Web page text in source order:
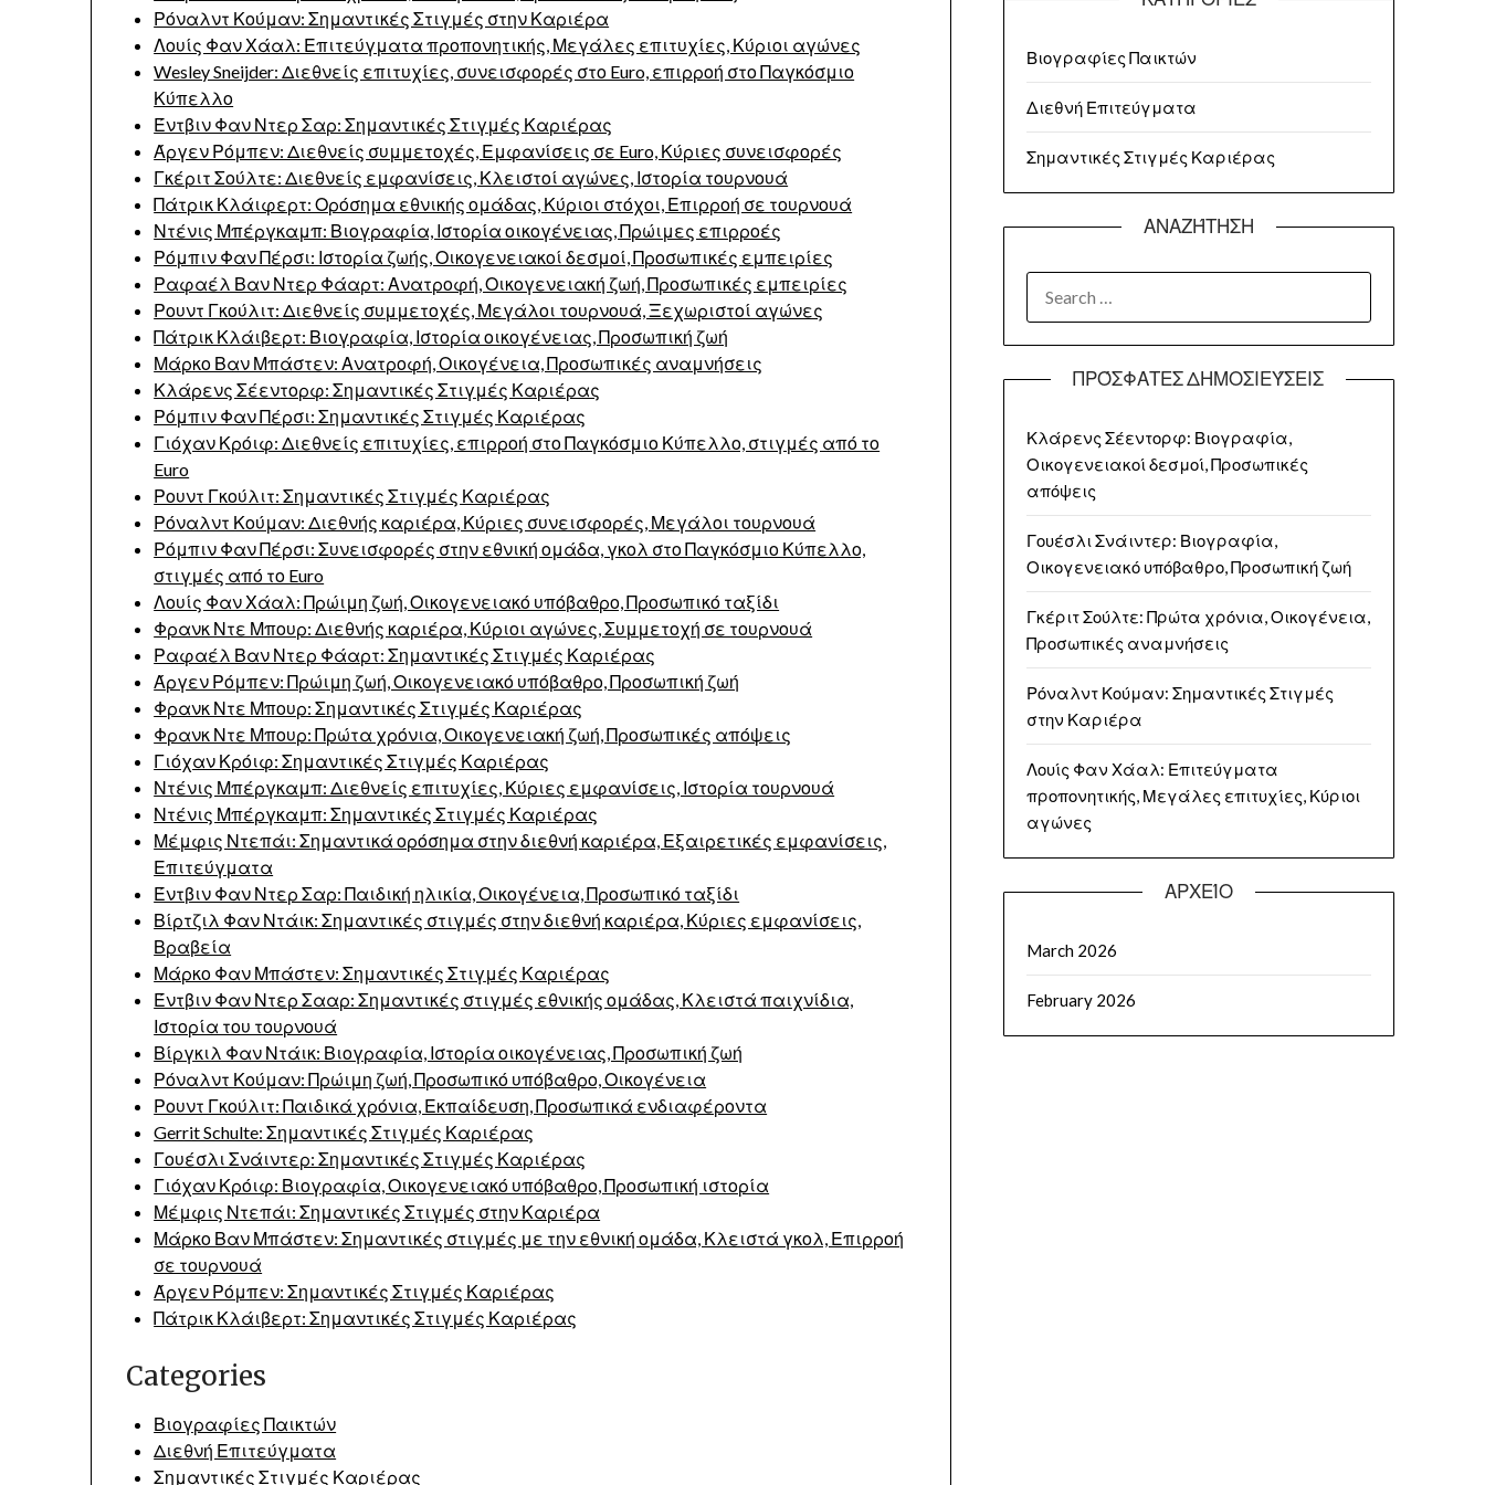
Ρόναλντ Κούμαν: Σημαντικές Στιγμές στην Καριέρα
Λουίς Φαν Χάαλ: Επιτεύγματα προπονητικής, Μεγάλες επιτυχίες, Κύριοι αγώνες
Wesley Sneijder: Διεθνείς επιτυχίες, συνεισφορές στο Euro, επιρροή στο Παγκόσμιο
Κύπελλο
Έντβιν Φαν Ντερ Σαρ: Σημαντικές Στιγμές Καριέρας
Άργεν Ρόμπεν: Διεθνείς συμμετοχές, Εμφανίσεις σε Euro, Κύριες συνεισφορές
Γκέριτ Σούλτε: Διεθνείς εμφανίσεις, Κλειστοί αγώνες, Ιστορία τουρνουά
Πάτρικ Κλάιφερτ: Ορόσημα εθνικής ομάδας, Κύριοι στόχοι, Επιρροή σε τουρνουά
Ντένις Μπέργκαμπ: Βιογραφία, Ιστορία οικογένειας, Πρώιμες επιρροές
Ρόμπιν Φαν Πέρσι: Ιστορία ζωής, Οικογενειακοί δεσμοί, Προσωπικές εμπειρίες
Ραφαέλ Βαν Ντερ Φάαρτ: Ανατροφή, Οικογενειακή ζωή, Προσωπικές εμπειρίες
Ρουντ Γκούλιτ: Διεθνείς συμμετοχές, Μεγάλοι τουρνουά, Ξεχωριστοί αγώνες
Πάτρικ Κλάιβερτ: Βιογραφία, Ιστορία οικογένειας, Προσωπική ζωή
Μάρκο Βαν Μπάστεν: Ανατροφή, Οικογένεια, Προσωπικές αναμνήσεις
Κλάρενς Σέεντορφ: Σημαντικές Στιγμές Καριέρας
Ρόμπιν Φαν Πέρσι: Σημαντικές Στιγμές Καριέρας
Γιόχαν Κρόιφ: Διεθνείς επιτυχίες, επιρροή στο Παγκόσμιο Κύπελλο, στιγμές από το
Euro
Ρουντ Γκούλιτ: Σημαντικές Στιγμές Καριέρας
Ρόναλντ Κούμαν: Διεθνής καριέρα, Κύριες συνεισφορές, Μεγάλοι τουρνουά
Ρόμπιν Φαν Πέρσι: Συνεισφορές στην εθνική ομάδα, γκολ στο Παγκόσμιο Κύπελλο,
στιγμές από το Euro
Λουίς Φαν Χάαλ: Πρώιμη ζωή, Οικογενειακό υπόβαθρο, Προσωπικό ταξίδι
Φρανκ Ντε Μπουρ: Διεθνής καριέρα, Κύριοι αγώνες, Συμμετοχή σε τουρνουά
Ραφαέλ Βαν Ντερ Φάαρτ: Σημαντικές Στιγμές Καριέρας
Άργεν Ρόμπεν: Πρώιμη ζωή, Οικογενειακό υπόβαθρο, Προσωπική ζωή
Φρανκ Ντε Μπουρ: Σημαντικές Στιγμές Καριέρας
Φρανκ Ντε Μπουρ: Πρώτα χρόνια, Οικογενειακή ζωή, Προσωπικές απόψεις
Γιόχαν Κρόιφ: Σημαντικές Στιγμές Καριέρας
Ντένις Μπέργκαμπ: Διεθνείς επιτυχίες, Κύριες εμφανίσεις, Ιστορία τουρνουά
Ντένις Μπέργκαμπ: Σημαντικές Στιγμές Καριέρας
Μέμφις Ντεπάι: Σημαντικά ορόσημα στην διεθνή καριέρα, Εξαιρετικές εμφανίσεις,
Επιτεύγματα
Έντβιν Φαν Ντερ Σαρ: Παιδική ηλικία, Οικογένεια, Προσωπικό ταξίδι
Βίρτζιλ Φαν Ντάικ: Σημαντικές στιγμές στην διεθνή καριέρα, Κύριες εμφανίσεις,
Βραβεία
Μάρκο Φαν Μπάστεν: Σημαντικές Στιγμές Καριέρας
Έντβιν Φαν Ντερ Σααρ: Σημαντικές στιγμές εθνικής ομάδας, Κλειστά παιχνίδια,
Ιστορία του τουρνουά
Βίργκιλ Φαν Ντάικ: Βιογραφία, Ιστορία οικογένειας, Προσωπική ζωή
Ρόναλντ Κούμαν: Πρώιμη ζωή, Προσωπικό υπόβαθρο, Οικογένεια
Ρουντ Γκούλιτ: Παιδικά χρόνια, Εκπαίδευση, Προσωπικά ενδιαφέροντα
Gerrit Schulte: Σημαντικές Στιγμές Καριέρας
Γουέσλι Σνάιντερ: Σημαντικές Στιγμές Καριέρας
Γιόχαν Κρόιφ: Βιογραφία, Οικογενειακό υπόβαθρο, Προσωπική ιστορία
Μέμφις Ντεπάι: Σημαντικές Στιγμές στην Καριέρα
Μάρκο Βαν Μπάστεν: Σημαντικές στιγμές με την εθνική ομάδα, Κλειστά γκολ, Επιρροή
σε τουρνουά
Άργεν Ρόμπεν: Σημαντικές Στιγμές Καριέρας
Πάτρικ Κλάιβερτ: Σημαντικές Στιγμές Καριέρας
Categories
Βιογραφίες Παικτών
Διεθνή Επιτεύγματα
Σημαντικές Στιγμές Καριέρας
Βιογραφίες Παικτών
Διεθνή Επιτεύγματα
Σημαντικές Στιγμές Καριέρας
ΑΝΑΖΉΤΗΣΗ
FOR:
ΠΡΌΣΦΑΤΕΣ ΔΗΜΟΣΙΕΎΣΕΙΣ
Κλάρενς Σέεντορφ: Βιογραφία,
Οικογενειακοί δεσμοί, Προσωπικές
απόψεις
Γουέσλι Σνάιντερ: Βιογραφία,
Οικογενειακό υπόβαθρο, Προσωπική ζωή
Γκέριτ Σούλτε: Πρώτα χρόνια, Οικογένεια,
Προσωπικές αναμνήσεις
Ρόναλντ Κούμαν: Σημαντικές Στιγμές
στην Καριέρα
Λουίς Φαν Χάαλ: Επιτεύγματα
προπονητικής, Μεγάλες επιτυχίες, Κύριοι
αγώνες
ΑΡΧΕΊΟ
March 2026
February 2026